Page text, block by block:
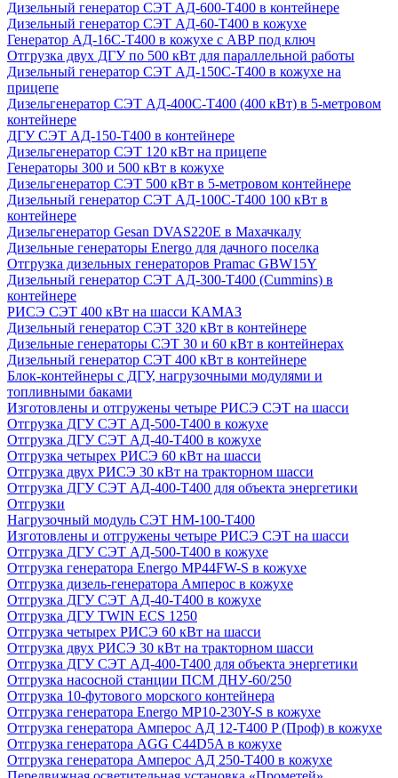
Дизельный генератор СЭТ АД-600-Т400 в контейнере
Дизельный генератор СЭТ АД-60-Т400 в кожухе
Генератор АД-16С-Т400 в кожухе с АВР под ключ
Отгрузка двух ДГУ по 500 кВт для параллельной работы
Дизельный генератор СЭТ АД-150С-Т400 в кожухе на
прицепе
Дизельгенератор СЭТ АД-400С-Т400 (400 кВт) в 5-метровом
контейнере
ДГУ СЭТ АД-150-Т400 в контейнере
Дизельгенератор СЭТ 120 кВт на прицепе
Генераторы 300 и 500 кВт в кожухе
Дизельгенератор СЭТ 500 кВт в 5-метровом контейнере
Дизельный генератор СЭТ АД-100С-Т400 100 кВт в
контейнере
Дизельгенератор Gesan DVAS220E в Махачкалу
Дизельные генераторы Energo для дачного поселка
Отгрузка дизельных генераторов Pramac GВW15Y
Дизельный генератор СЭТ АД-300-Т400 (Cummins) в
контейнере
РИСЭ СЭТ 400 кВт на шасси КАМАЗ
Дизельный генератор СЭТ 320 кВт в контейнере
Дизельные генераторы СЭТ 30 и 60 кВт в контейнерах
Дизельный генератор СЭТ 400 кВт в контейнере
Блок-контейнеры с ДГУ, нагрузочными модулями и
топливными баками
Изготовлены и отгружены четыре РИСЭ СЭТ на шасси
Отгрузка ДГУ СЭТ АД-500-Т400 в кожухе
Отгрузка ДГУ СЭТ АД-40-Т400 в кожухе
Отгрузка четырех РИСЭ 60 кВт на шасси
Отгрузка двух РИСЭ 30 кВт на тракторном шасси
Отгрузка ДГУ СЭТ АД-400-Т400 для объекта энергетики
Отгрузки
Нагрузочный модуль СЭТ НМ-100-Т400
Изготовлены и отгружены четыре РИСЭ СЭТ на шасси
Отгрузка ДГУ СЭТ АД-500-Т400 в кожухе
Отгрузка генератора Energo MP44FW-S в кожухе
Отгрузка дизель-генератора Амперос в кожухе
Отгрузка ДГУ СЭТ АД-40-Т400 в кожухе
Отгрузка ДГУ TWIN ECS 1250
Отгрузка четырех РИСЭ 60 кВт на шасси
Отгрузка двух РИСЭ 30 кВт на тракторном шасси
Отгрузка ДГУ СЭТ АД-400-Т400 для объекта энергетики
Отгрузка насосной станции ПСМ ДНУ-60/250
Отгрузка 10-футового морского контейнера
Отгрузка генератора Energo MP10-230Y-S в кожухе
Отгрузка генератора Амперос АД 12-Т400 P (Проф) в кожухе
Отгрузка генератора AGG C44D5A в кожухе
Отгрузка генератора Амперос АД 250-Т400 в кожухе